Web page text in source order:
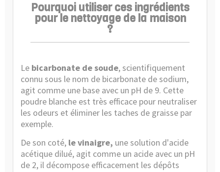
Pourquoi utiliser ces ingrédients
pour le nettoyage de la maison
?
Le bicarbonate de soude, scientifiquement
connu sous le nom de bicarbonate de sodium,
agit comme une base avec un pH de 9. Cette
poudre blanche est très efficace pour neutraliser
les odeurs et éliminer les taches de graisse par
exemple.
De son coté, le vinaigre, une solution d'acide
acétique dilué, agit comme un acide avec un pH
de 2, il décompose efficacement les dépôts